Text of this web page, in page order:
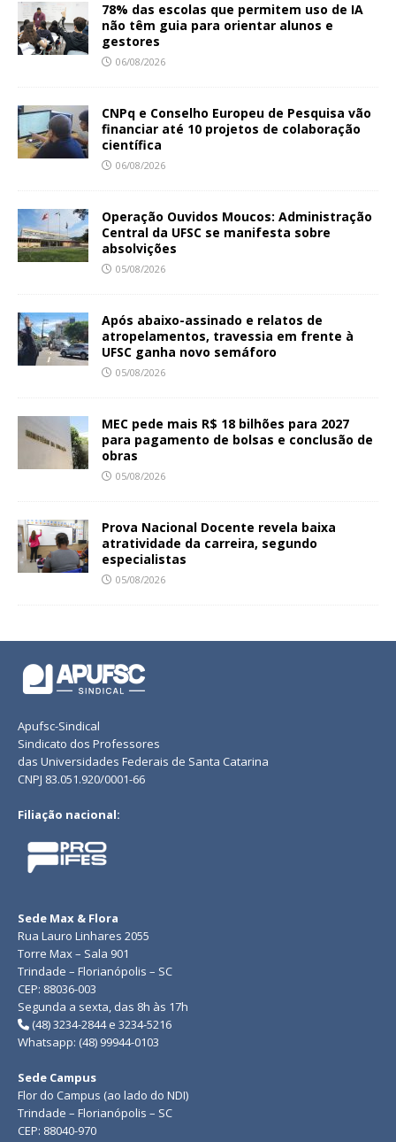
78% das escolas que permitem uso de IA
não têm guia para orientar alunos e
gestores
06/08/2026
CNPq e Conselho Europeu de Pesquisa vão
financiar até 10 projetos de colaboração
científica
06/08/2026
Operação Ouvidos Moucos: Administração
Central da UFSC se manifesta sobre
absolvições
05/08/2026
Após abaixo-assinado e relatos de
atropelamentos, travessia em frente à
UFSC ganha novo semáforo
05/08/2026
MEC pede mais R$ 18 bilhões para 2027
para pagamento de bolsas e conclusão de
obras
05/08/2026
Prova Nacional Docente revela baixa
atratividade da carreira, segundo
especialistas
05/08/2026
Apufsc-Sindical
Sindicato dos Professores
das Universidades Federais de Santa Catarina
CNPJ 83.051.920/0001-66
Filiação nacional:
Sede Max & Flora
Rua Lauro Linhares 2055
Torre Max – Sala 901
Trindade – Florianópolis – SC
CEP: 88036-003
Segunda a sexta, das 8h às 17h
(48) 3234-2844 e 3234-5216
Whatsapp: (48) 99944-0103
Sede Campus
Flor do Campus (ao lado do NDI)
Trindade – Florianópolis – SC
CEP: 88040-970